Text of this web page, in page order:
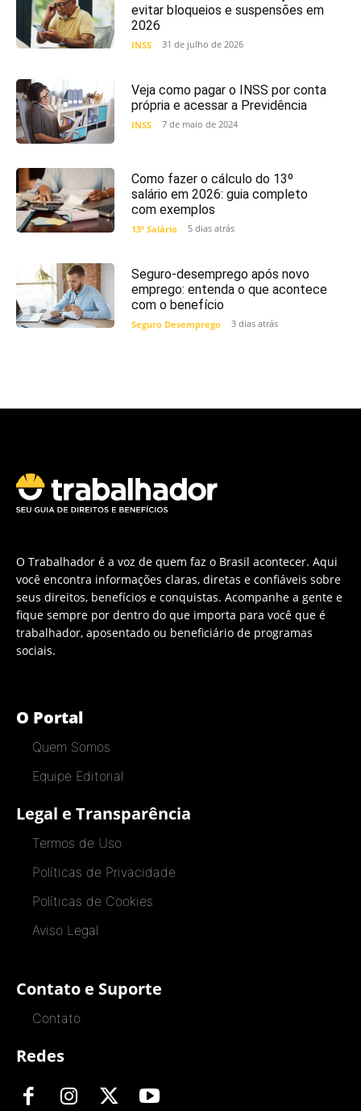
evitar bloqueios e suspensões em
2026
INSS 31 de julho de 2026
Veja como pagar o INSS por conta
própria e acessar a Previdência
INSS 7 de maio de 2024
Como fazer o cálculo do 13º
salário em 2026: guia completo
com exemplos
13º Salário 5 dias atrás
Seguro-desemprego após novo
emprego: entenda o que acontece
com o benefício
Seguro Desemprego 3 dias atrás
O Trabalhador é a voz de quem faz o Brasil acontecer. Aqui
você encontra informações claras, diretas e confiáveis sobre
seus direitos, benefícios e conquistas. Acompanhe a gente e
fique sempre por dentro do que importa para você que é
trabalhador, aposentado ou beneficiário de programas
sociais.
O Portal
Quem Somos
Equipe Editorial
Legal e Transparência
Termos de Uso
Políticas de Privacidade
Políticas de Cookies
Aviso Legal
Contato e Suporte
Contato
Redes